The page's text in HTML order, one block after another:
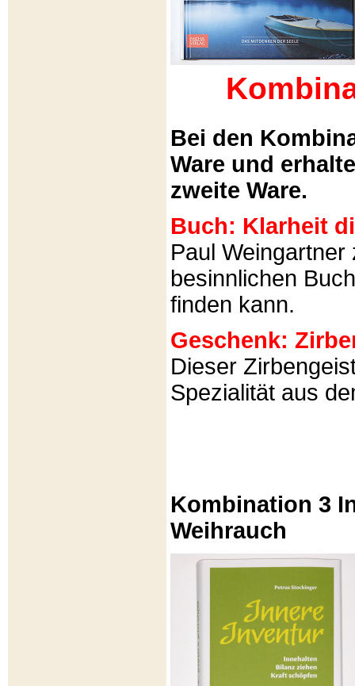
Bei den
Ware und
zweite Ware.
Buch: Klarheit
Paul
besinnlichen
finden kann.
Geschenk:
Dieser
Spezialität aus
Kombination 3
Weihrauch